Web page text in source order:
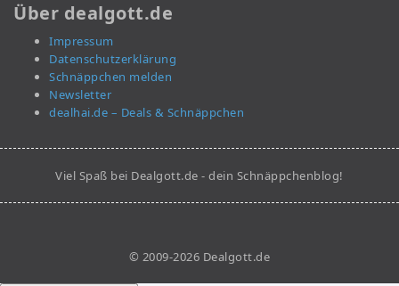
Über dealgott.de
Impressum
Datenschutzerklärung
Schnäppchen melden
Newsletter
dealhai.de – Deals & Schnäppchen
Viel Spaß bei Dealgott.de - dein Schnäppchenblog!
© 2009-2026 Dealgott.de